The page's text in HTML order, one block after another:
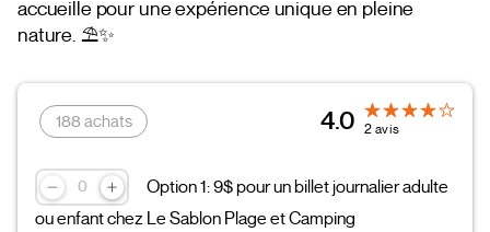
accueille pour une expérience unique en pleine
nature. ⛱️️✨
188 achats 4.0 2 avis
Option 1: 9$ pour un billet journalier adulte
ou enfant chez Le Sablon Plage et Camping